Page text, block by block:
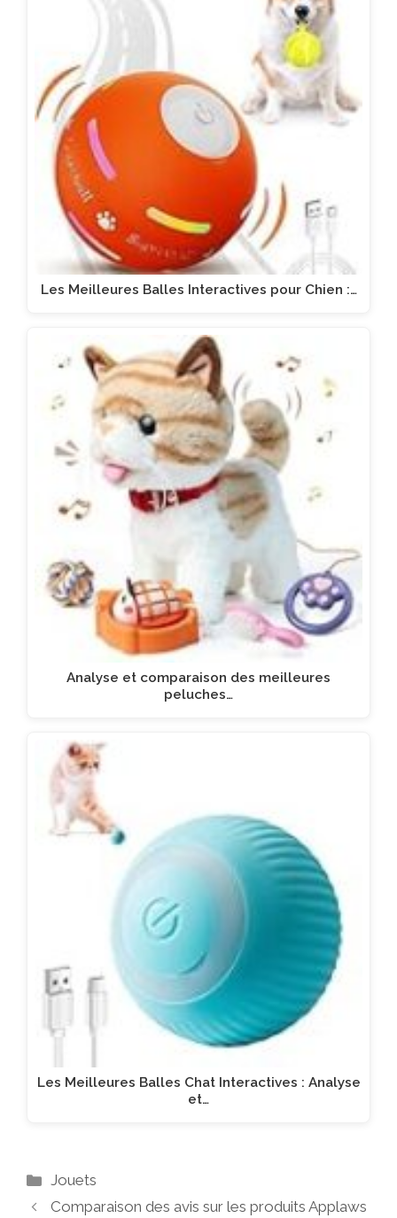
Les Meilleures Balles Interactives pour Chien :…
Analyse et comparaison des meilleures
peluches…
Les Meilleures Balles Chat Interactives : Analyse
et…
Catégories
Jouets
Comparaison des avis sur les produits Applaws